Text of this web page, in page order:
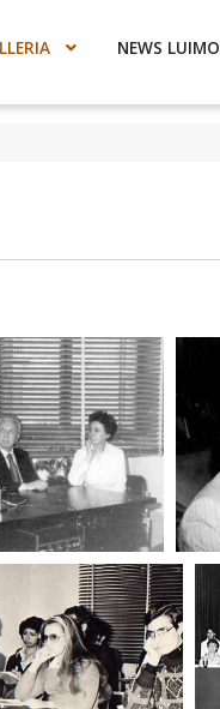
NEWS LUIMO